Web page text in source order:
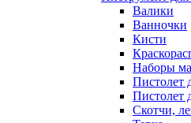
Валики
Ванночки
Кисти
Наборы
Пистолет
Пистолет
Скотчи,